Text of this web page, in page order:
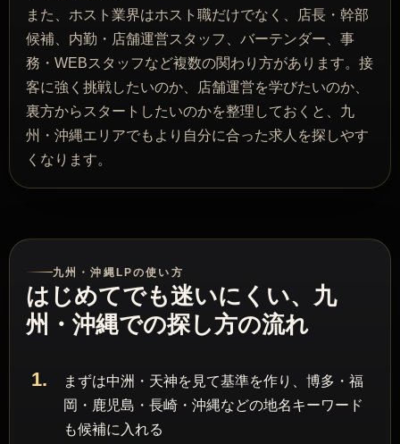
また、ホスト業界はホスト職だけでなく、店長・幹部
候補、内勤・店舗運営スタッフ、バーテンダー、事
務・WEBスタッフなど複数の関わり方があります。接
客に強く挑戦したいのか、店舗運営を学びたいのか、
裏方からスタートしたいのかを整理しておくと、九
州・沖縄エリアでもより自分に合った求人を探しやす
くなります。
九州・沖縄LPの使い方
はじめてでも迷いにくい、九
州・沖縄での探し方の流れ
1.
まずは中洲・天神を見て基準を作り、博多・福
岡・鹿児島・長崎・沖縄などの地名キーワード
も候補に入れる